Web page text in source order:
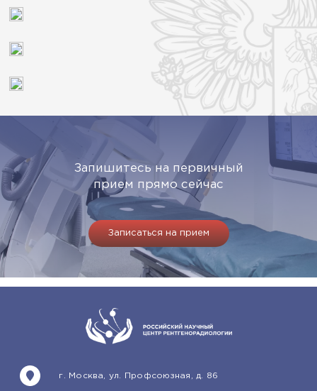
Запишитесь на первичный
прием прямо сейчас
Записаться на прием
г. Москва, ул. Профсоюзная, д. 86